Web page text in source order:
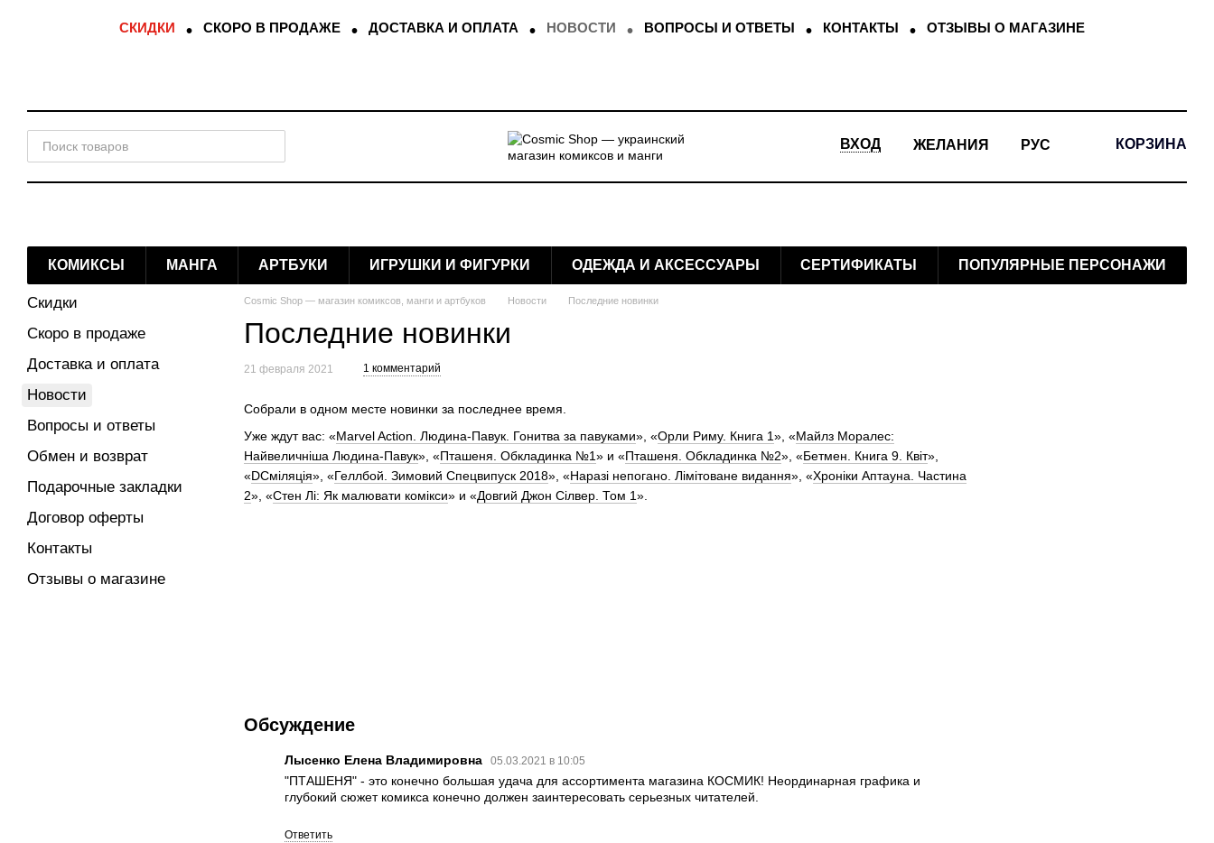
СКИДКИ СКОРО В ПРОДАЖЕ ДОСТАВКА И ОПЛАТА НОВОСТИ ВОПРОСЫ И ОТВЕТЫ КОНТАКТЫ ОТЗЫВЫ О МАГАЗИНЕ
ВХОД ЖЕЛАНИЯ РУС КОРЗИНА
КОМИКСЫ МАНГА АРТБУКИ ИГРУШКИ И ФИГУРКИ ОДЕЖДА И АКСЕССУАРЫ СЕРТИФИКАТЫ ПОПУЛЯРНЫЕ ПЕРСОНАЖИ
Cosmic Shop — магазин комиксов, манги и артбуков Новости Последние новинки
Последние новинки
21 февраля 2021 1 комментарий
Собрали в одном месте новинки за последнее время.
Уже ждут вас: «Marvel Action. Людина-Павук. Гонитва за павуками», «Орли Риму. Книга 1», «Майлз Моралес:
Найвеличніша Людина-Павук», «Пташеня. Обкладинка №1» и «Пташеня. Обкладинка №2», «Бетмен. Книга 9. Квіт»,
«DCміляція», «Геллбой. Зимовий Спецвипуск 2018», «Наразі непогано. Лімітоване видання», «Хроніки Аптауна. Частина
2», «Стен Лі: Як малювати комікси» и «Довгий Джон Сілвер. Том 1».
Обсуждение
Лысенко Елена Владимировна 05.03.2021 в 10:05
"ПТАШЕНЯ" - это конечно большая удача для ассортимента магазина КОСМИК! Неординарная графика и
глубокий сюжет комикса конечно должен заинтересовать серьезных читателей.
Ответить
Скидки
Скоро в продаже
Доставка и оплата
Новости
Вопросы и ответы
Обмен и возврат
Подарочные закладки
Договор оферты
Контакты
Отзывы о магазине